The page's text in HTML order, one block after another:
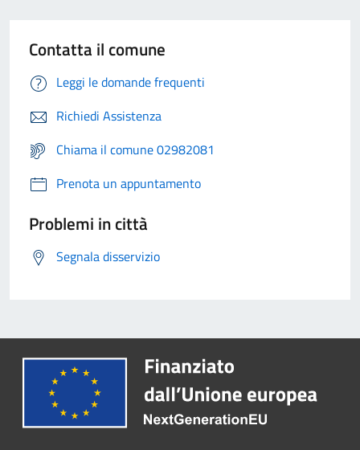
Contatta il comune
Leggi le domande frequenti
Richiedi Assistenza
Chiama il comune 02982081
Prenota un appuntamento
Problemi in città
Segnala disservizio